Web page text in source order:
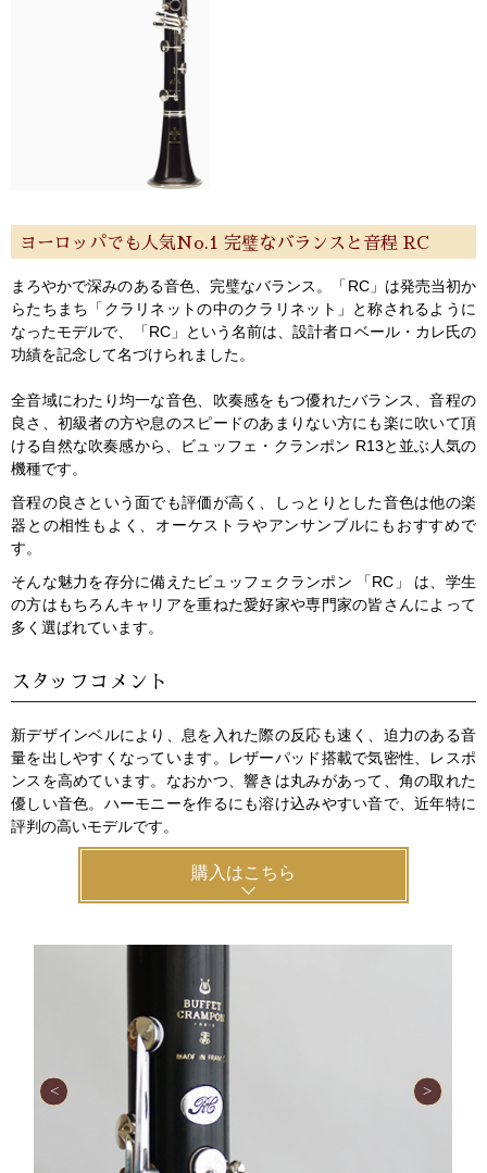
ヨーロッパでも人気No.1 完璧なバランスと音程 RC
まろやかで深みのある音色、完璧なバランス。「RC」は発売当初か
らたちまち「クラリネットの中のクラリネット」と称されるように
なったモデルで、「RC」という名前は、設計者ロベール・カレ氏の
功績を記念して名づけられました。
全音域にわたり均一な音色、吹奏感をもつ優れたバランス、音程の
良さ、初級者の方や息のスピードのあまりない方にも楽に吹いて頂
ける自然な吹奏感から、ビュッフェ・クランポン R13と並ぶ人気の
機種です。
音程の良さという面でも評価が高く、しっとりとした音色は他の楽
器との相性もよく、オーケストラやアンサンブルにもおすすめで
す。
そんな魅力を存分に備えたビュッフェクランポン 「RC」 は、学生
の方はもちろんキャリアを重ねた愛好家や専門家の皆さんによって
多く選ばれています。
スタッフコメント
新デザインベルにより、息を入れた際の反応も速く、迫力のある音
量を出しやすくなっています。レザーパッド搭載で気密性、レスポ
ンスを高めています。なおかつ、響きは丸みがあって、角の取れた
優しい音色。ハーモニーを作るにも溶け込みやすい音で、近年特に
評判の高いモデルです。
購入はこちら